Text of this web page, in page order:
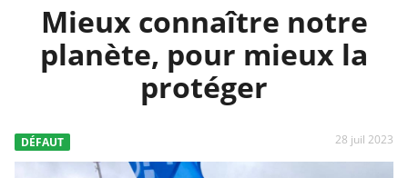
Mieux connaître notre
planète, pour mieux la
protéger
DÉFAUT 28 juil 2023